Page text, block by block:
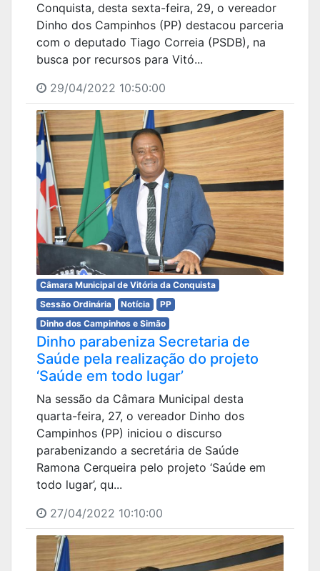
Conquista, desta sexta-feira, 29, o vereador
Dinho dos Campinhos (PP) destacou parceria
com o deputado Tiago Correia (PSDB), na
busca por recursos para Vitó...
29/04/2022 10:50:00
Câmara Municipal de Vitória da Conquista
Sessão Ordinária
Notícia
PP
Dinho dos Campinhos e Simão
Dinho parabeniza Secretaria de
Saúde pela realização do projeto
‘Saúde em todo lugar’
Na sessão da Câmara Municipal desta
quarta-feira, 27, o vereador Dinho dos
Campinhos (PP) iniciou o discurso
parabenizando a secretária de Saúde
Ramona Cerqueira pelo projeto ‘Saúde em
todo lugar’, qu...
27/04/2022 10:10:00